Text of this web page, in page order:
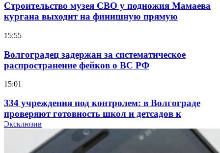
Строительство музея СВО у подножия Мамаева
кургана выходит на финишную прямую
15:55
Волгоградец задержан за систематическое
распространение фейков о ВС РФ
15:01
334 учреждения под контролем: в Волгограде
проверяют готовность школ и детсадов к
учебному году
Эксклюзив